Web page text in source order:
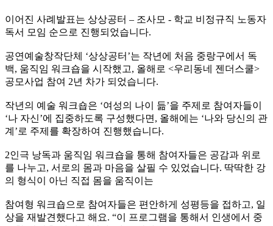
이어진 사례발표는 상상공터 – 조사모 - 학교 비정규직 노동자
독서 모임 순으로 진행되었습니다.
공연예술창작단체 ‘상상공터’는 작년에 처음 중랑구에서 독
백, 움직임 워크숍을 시작했고, 올해로 <우리동네 젠더스쿨>
공모사업 참여 2년 차가 되었습니다.
작년의 예술 워크숍은 ‘여성의 나이 듦’을 주제로 참여자들이
‘나 자신’에 집중하도록 구성했다면, 올해에는 ‘나와 당신의 관
계’로 주제를 확장하여 진행했습니다.
2인극 낭독과 움직임 워크숍을 통해 참여자들은 공감과 위로
를 나누고, 서로의 몸과 마음을 살필 수 있었습니다. 딱딱한 강
의 형식이 아닌 직접 몸을 움직이는
참여형 워크숍으로 참여자들은 편안하게 성평등을 접하고, 일
상을 재발견했다고 해요. “이 프로그램을 통해서 인생에서 중